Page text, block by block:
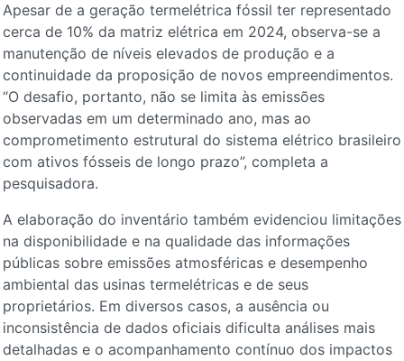
Apesar de a geração termelétrica fóssil ter representado
cerca de 10% da matriz elétrica em 2024, observa-se a
manutenção de níveis elevados de produção e a
continuidade da proposição de novos empreendimentos.
“O desafio, portanto, não se limita às emissões
observadas em um determinado ano, mas ao
comprometimento estrutural do sistema elétrico brasileiro
com ativos fósseis de longo prazo”, completa a
pesquisadora.
A elaboração do inventário também evidenciou limitações
na disponibilidade e na qualidade das informações
públicas sobre emissões atmosféricas e desempenho
ambiental das usinas termelétricas e de seus
proprietários. Em diversos casos, a ausência ou
inconsistência de dados oficiais dificulta análises mais
detalhadas e o acompanhamento contínuo dos impactos